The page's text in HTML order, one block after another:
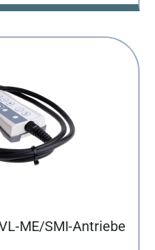
ME/SMI-Antriebe